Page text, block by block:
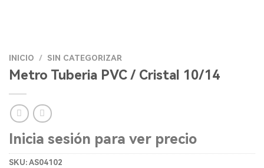
INICIO / SIN CATEGORIZAR
Metro Tuberia PVC / Cristal 10/14
Inicia sesión para ver precio
SKU: AS04102